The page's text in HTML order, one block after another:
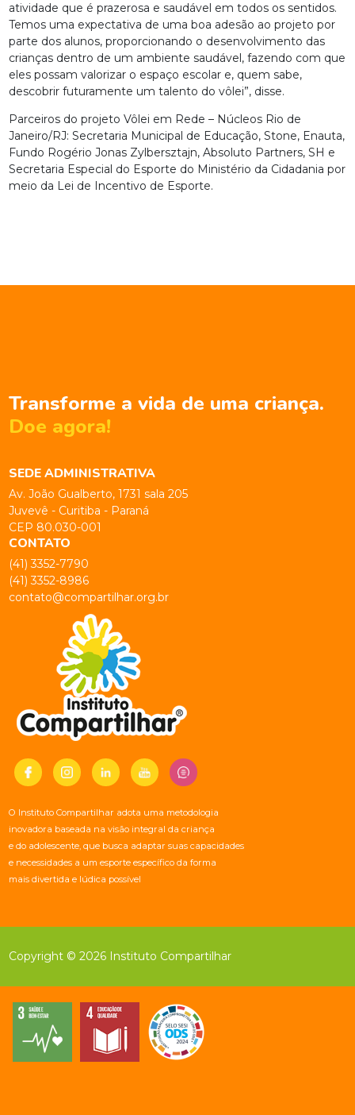
atividade que é prazerosa e saudável em todos os sentidos.
Temos uma expectativa de uma boa adesão ao projeto por
parte dos alunos, proporcionando o desenvolvimento das
crianças dentro de um ambiente saudável, fazendo com que
eles possam valorizar o espaço escolar e, quem sabe,
descobrir futuramente um talento do vôlei”, disse.
Parceiros do projeto Vôlei em Rede – Núcleos Rio de
Janeiro/RJ: Secretaria Municipal de Educação, Stone, Enauta,
Fundo Rogério Jonas Zylbersztajn, Absoluto Partners, SH e
Secretaria Especial do Esporte do Ministério da Cidadania por
meio da Lei de Incentivo de Esporte.
Transforme a vida de uma criança.
Doe agora!
SEDE ADMINISTRATIVA
Av. João Gualberto, 1731 sala 205
Juvevê - Curitiba - Paraná
CEP 80.030-001
CONTATO
(41) 3352-7790
(41) 3352-8986
contato@compartilhar.org.br
O Instituto Compartilhar adota uma metodologia
inovadora baseada na visão integral da criança
e do adolescente, que busca adaptar suas capacidades
e necessidades a um esporte específico da forma
mais divertida e lúdica possível
Copyright © 2026 Instituto Compartilhar